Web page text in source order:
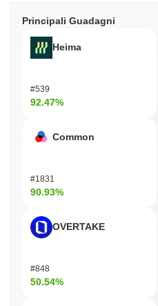
Principali Guadagni
Heima
#539
92.47%
Common
#1831
90.93%
OVERTAKE
#848
50.54%